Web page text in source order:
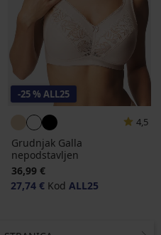
-25 % ALL25
4,5
Grudnjak Galla
nepodstavljen
36,99 €
27,74 € Kod ALL25